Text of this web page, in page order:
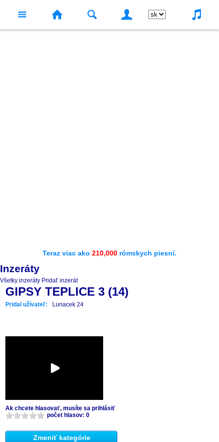
Teraz viac ako 210,000 rómskych piesní.
Inzeráty
Všetky inzeráty Pridať inzerát
GIPSY TEPLICE 3 (14)
Pridal užívateľ: Lunacek 24
Ak chcete hlasovať, musíte sa prihlásiť
počet hlasov: 0
Zmeniť kategórie